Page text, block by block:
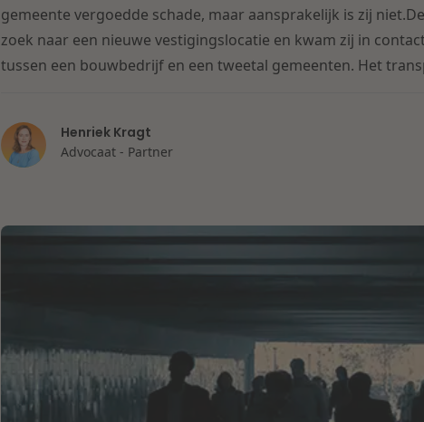
Vastgoed
gemeente vergoedde schade, maar aansprakelijk is zij
zoek naar een nieuwe vestigingslocatie en kwam zij in
tussen een bouwbedrijf en een tweetal gemeenten. Het
Henriek Kragt
Advocaat - Partner